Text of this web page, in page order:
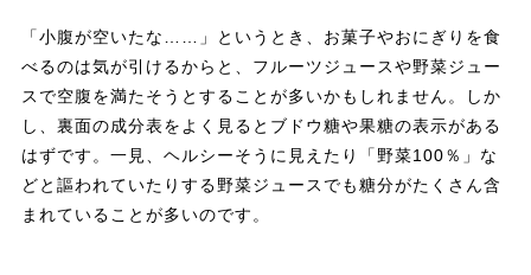
「小腹が空いたな……」というとき、お菓子やおにぎりを食
べるのは気が引けるからと、フルーツジュースや野菜ジュー
スで空腹を満たそうとすることが多いかもしれません。しか
し、裏面の成分表をよく見るとブドウ糖や果糖の表示がある
はずです。一見、ヘルシーそうに見えたり「野菜100％」な
どと謳われていたりする野菜ジュースでも糖分がたくさん含
まれていることが多いのです。